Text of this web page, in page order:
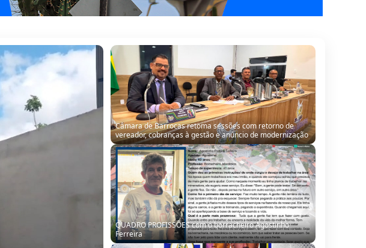
Câmara de Barrocas retoma sessões com retorno de
vereador, cobranças à gestão e anúncio de modernização
QUADRO PROFISSÕES com o borracheiro Agostinho
Ferreira